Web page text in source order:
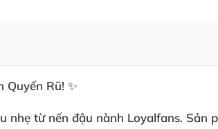
Rũ! ✨
nhẹ từ nến đậu nành Loyalfans. Sản